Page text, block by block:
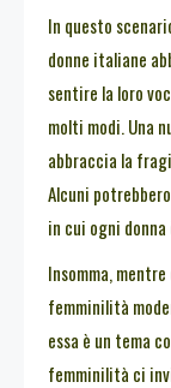
In questo
donne italiane
sentire la loro
molti modi. Una
abbraccia la
Alcuni
in cui ogni
Insomma,
femminilità
essa è un tema
femminilità ci